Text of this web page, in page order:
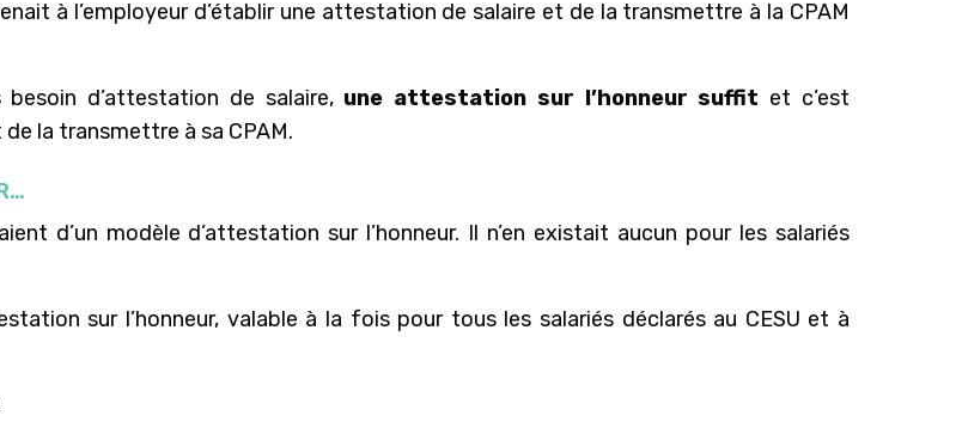
à l’employeur d’établir une attestation de salaire et de la transmettre à la CPAM
d’attestation de salaire, une attestation sur l’honneur suffit et c’est
de la transmettre à sa CPAM.
d’un modèle d’attestation sur l’honneur. Il n’en existait aucun pour les salariés
sur l’honneur, valable à la fois pour tous les salariés déclarés au CESU et à